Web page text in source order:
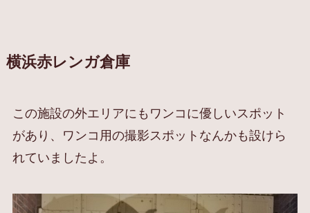
横浜赤レンガ倉庫
この施設の外エリアにもワンコに優しいスポット
があり、ワンコ用の撮影スポットなんかも設けら
れていましたよ。